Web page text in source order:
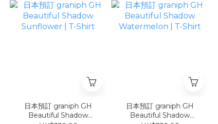
日本預訂 graniph GH
Beautiful Shadow
日本預訂 graniph GH
Beautiful Shadow